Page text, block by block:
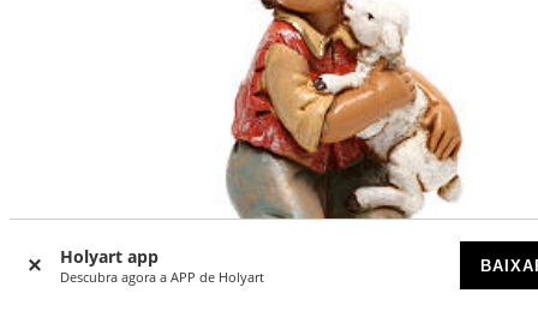
Holyart app
Descubra agora a APP de Holyart